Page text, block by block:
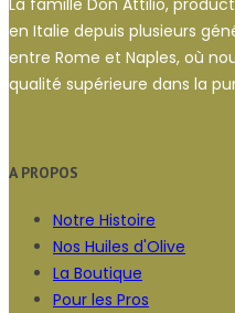
en Italie depuis plusieurs
entre Rome et Naples, où
qualité supérieure dans la
A PROPOS
Notre Histoire
Nos Huiles d'Olive
La Boutique
Pour les Pros